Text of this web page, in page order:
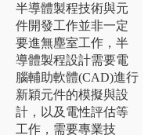
半導體製程技術與元
件開發工作並非一定
要進無塵室工作，半
導體製程設計需要電
腦輔助軟體(CAD)進行
新穎元件的模擬與設
計，以及電性評估等
工作，需要專業技